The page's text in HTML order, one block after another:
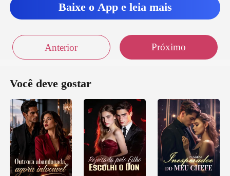
Baixe o App e leia mais
Anterior Próximo
Você deve gostar